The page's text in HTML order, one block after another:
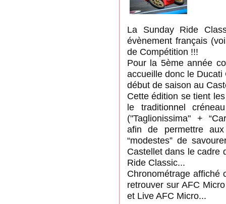
La Sunday Ride
évènement français
de Compétition !!!
Pour la 5ème année
accueille donc le
début de saison au
Cette édition se tient
le traditionnel
("Taglionissima" +
afin de permettre
“modestes” de
Castellet dans le cadre
Ride Classic...
Chronométrage affiché
retrouver sur AFC
et Live AFC Micro...